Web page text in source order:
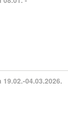
04.03.2026.